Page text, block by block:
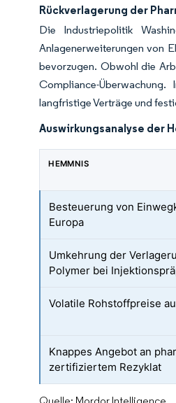
Rückverlagerung der
Die Industriepolitik
Anlagenerweiterungen von
bevorzugen. Obwohl die
Compliance-
langfristige Verträge und
Auswirkungsanalyse der
HEMMNIS
Besteuerung von
Europa
Umkehrung der
Polymer bei
Volatile Rohstoffpreise
Knappes Angebot an
zertifiziertem Rezyklat